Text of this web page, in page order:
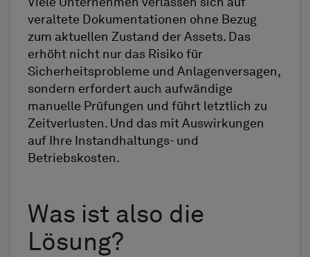
Viele Unternehmen verlassen sich auf
veraltete Dokumentationen ohne Bezug
zum aktuellen Zustand der Assets. Das
erhöht nicht nur das Risiko für
Sicherheitsprobleme und Anlagenversagen,
sondern erfordert auch aufwändige
manuelle Prüfungen und führt letztlich zu
Zeitverlusten. Und das mit Auswirkungen
auf Ihre Instandhaltungs- und
Betriebskosten.
Was ist also die
Lösung?